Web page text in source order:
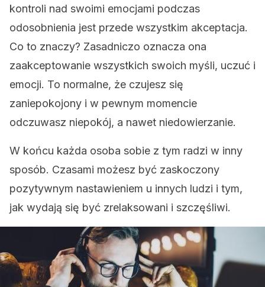
kontroli nad swoimi emocjami podczas
odosobnienia jest przede wszystkim akceptacja.
Co to znaczy? Zasadniczo oznacza ona
zaakceptowanie wszystkich swoich myśli, uczuć i
emocji. To normalne, że czujesz się
zaniepokojony i w pewnym momencie
odczuwasz niepokój, a nawet niedowierzanie.
W końcu każda osoba sobie z tym radzi w inny
sposób. Czasami możesz być zaskoczony
pozytywnym nastawieniem u innych ludzi i tym,
jak wydają się być zrelaksowani i szczęśliwi.